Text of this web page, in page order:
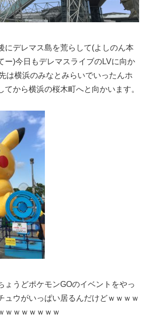
にデレマス島を荒らして(よしのん本
ー)今日もデレマスライブのLVに向か
は横浜のみなとみらいでいったんホ
てから横浜の桜木町へと向かいます。
ょうどポケモンGOのイベントをやっ
ュウがいっぱい居るんだけどｗｗｗｗ
ｗｗｗｗｗｗｗ